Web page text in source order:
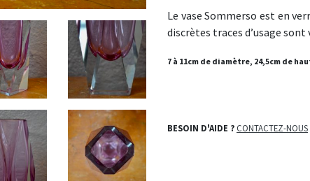
Le vase Sommerso est en
discrètes traces d’usage sont
7 à 11cm de diamètre, 24,5cm de
BESOIN D'AIDE ?CONTACTEZ-NOUS